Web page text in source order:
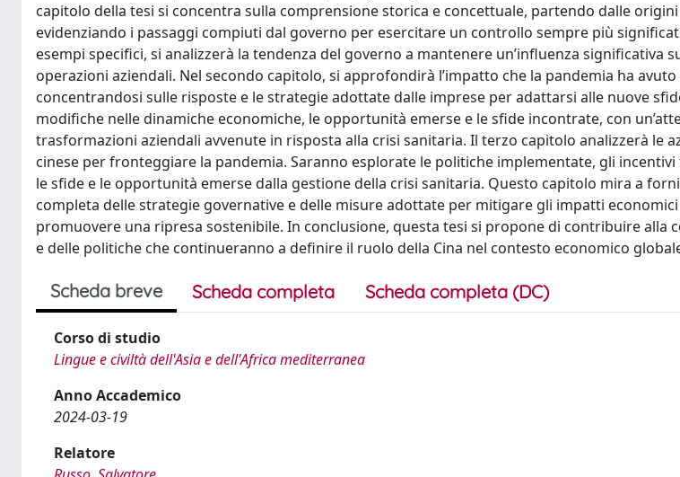
capitolo della tesi si concentra sulla comprensione storica e concettuale, partendo dalle
evidenziando i passaggi compiuti dal governo per esercitare un controllo sempre più
esempi specifici, si analizzerà la tendenza del governo a mantenere un’influenza significativa
operazioni aziendali. Nel secondo capitolo, si approfondirà l’impatto che la pandemia ha avuto
concentrandosi sulle risposte e le strategie adottate dalle imprese per adattarsi alle nuove
modifiche nelle dinamiche economiche, le opportunità emerse e le sfide incontrate, con
trasformazioni aziendali avvenute in risposta alla crisi sanitaria. Il terzo capitolo analizzerà le
cinese per fronteggiare la pandemia. Saranno esplorate le politiche implementate, gli
le sfide e le opportunità emerse dalla gestione della crisi sanitaria. Questo capitolo mira a
completa delle strategie governative e delle misure adottate per mitigare gli impatti
promuovere una ripresa sostenibile. In conclusione, questa tesi si propone di contribuire alla
e delle politiche che continueranno a definire il ruolo della Cina nel contesto economico
Scheda breve Scheda completa Scheda completa (DC)
Corso di studio
Lingue e civiltà dell'Asia e dell'Africa mediterranea
Anno Accademico
2024-03-19
Relatore